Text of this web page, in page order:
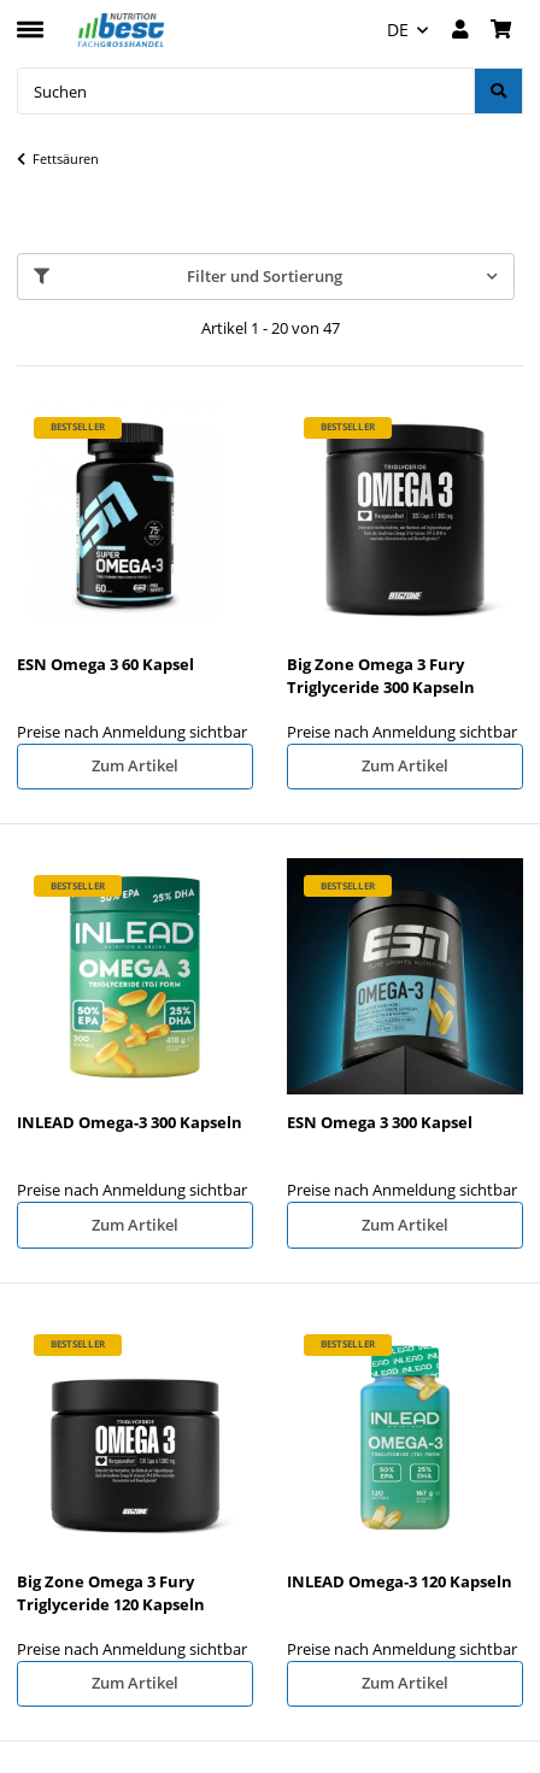
DE
Fettsäuren
Filter und Sortierung
Artikel 1 - 20 von 47
BESTSELLER
ESN Omega 3 60 Kapsel
Preise nach Anmeldung sichtbar
Zum Artikel
BESTSELLER
Big Zone Omega 3 Fury
Triglyceride 300 Kapseln
Preise nach Anmeldung sichtbar
Zum Artikel
BESTSELLER
INLEAD Omega-3 300 Kapseln
Preise nach Anmeldung sichtbar
Zum Artikel
BESTSELLER
ESN Omega 3 300 Kapsel
Preise nach Anmeldung sichtbar
Zum Artikel
BESTSELLER
Big Zone Omega 3 Fury
Triglyceride 120 Kapseln
Preise nach Anmeldung sichtbar
Zum Artikel
BESTSELLER
INLEAD Omega-3 120 Kapseln
Preise nach Anmeldung sichtbar
Zum Artikel